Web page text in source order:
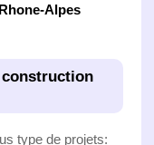
Alpes
construction
type de projets: